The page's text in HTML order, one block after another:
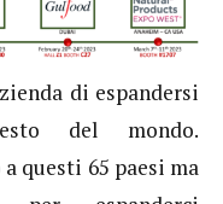
di espandersi
del mondo.
questi 65 paesi ma